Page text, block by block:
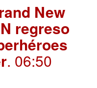
New
regreso
. 06:50